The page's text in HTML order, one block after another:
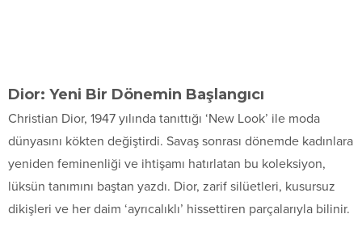
Dior: Yeni Bir Dönemin Başlangıcı
Christian Dior, 1947 yılında tanıttığı ‘New Look’ ile moda
dünyasını kökten değiştirdi. Savaş sonrası dönemde kadınlara
yeniden feminenliği ve ihtişamı hatırlatan bu koleksiyon,
lüksün tanımını baştan yazdı. Dior, zarif silüetleri, kusursuz
dikişleri ve her daim ‘ayrıcalıklı’ hissettiren parçalarıyla bilinir.